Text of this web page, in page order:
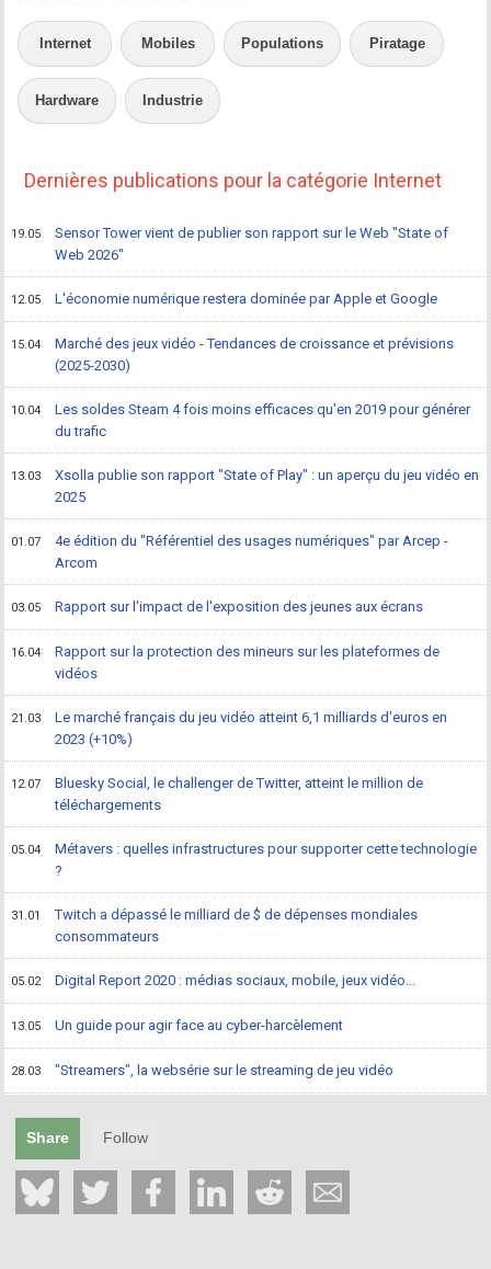
Internet Mobiles Populations Piratage
Hardware Industrie
Dernières publications pour la catégorie Internet
19.05
Sensor Tower vient de publier son rapport sur le Web "State of
Web 2026"
12.05 L'économie numérique restera dominée par Apple et Google
15.04
Marché des jeux vidéo - Tendances de croissance et prévisions
(2025-2030)
10.04
Les soldes Steam 4 fois moins efficaces qu'en 2019 pour générer
du trafic
13.03
Xsolla publie son rapport "State of Play" : un aperçu du jeu vidéo en
2025
01.07
4e édition du "Référentiel des usages numériques" par Arcep -
Arcom
03.05 Rapport sur l'impact de l'exposition des jeunes aux écrans
16.04
Rapport sur la protection des mineurs sur les plateformes de
vidéos
21.03
Le marché français du jeu vidéo atteint 6,1 milliards d'euros en
2023 (+10%)
12.07
Bluesky Social, le challenger de Twitter, atteint le million de
téléchargements
05.04
Métavers : quelles infrastructures pour supporter cette technologie
?
31.01
Twitch a dépassé le milliard de $ de dépenses mondiales
consommateurs
05.02 Digital Report 2020 : médias sociaux, mobile, jeux vidéo...
13.05 Un guide pour agir face au cyber-harcèlement
28.03 "Streamers", la websérie sur le streaming de jeu vidéo
Share Follow